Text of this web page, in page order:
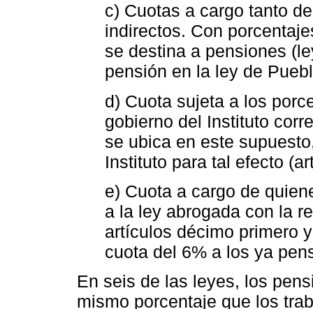
c) Cuotas a cargo tanto
indirectos. Con
se destina a pensiones
pensión en la ley de
d) Cuota sujeta a los
gobierno del Instituto
se ubica en este
Instituto para tal efecto
e) Cuota a cargo de
a la ley abrogada con la
artículos décimo primero
cuota del 6% a los ya
En seis de las leyes, los
mismo porcentaje que los